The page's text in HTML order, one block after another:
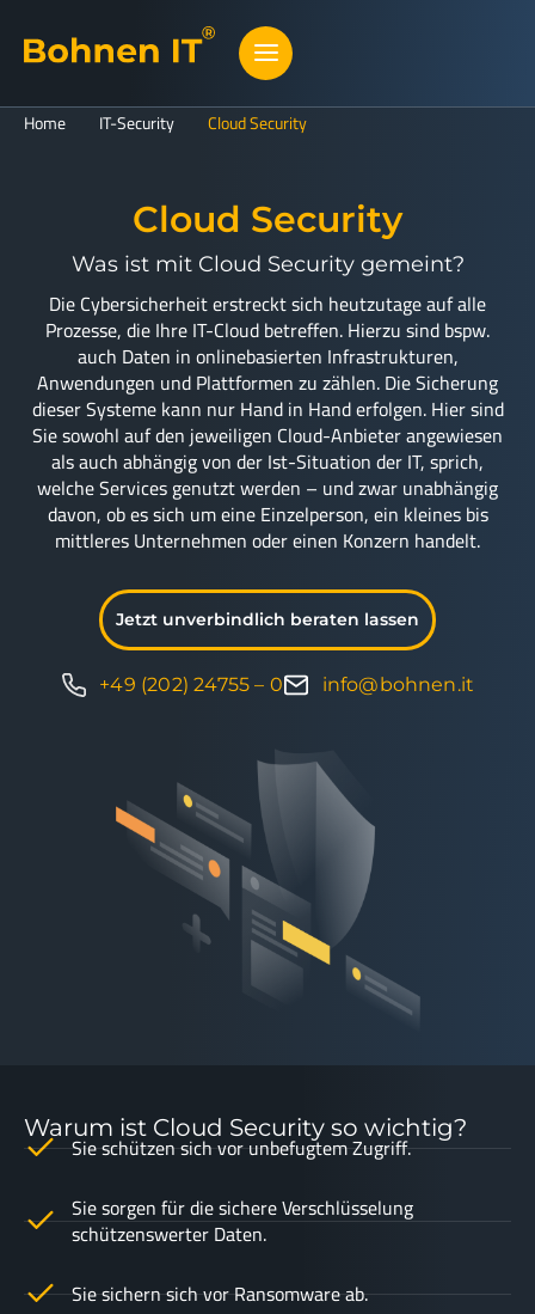
Home IT-Security Cloud Security
Cloud Security
Was ist mit Cloud Security gemeint?
Die Cybersicherheit erstreckt sich heutzutage auf alle
Prozesse, die Ihre IT-Cloud betreffen. Hierzu sind bspw.
auch Daten in onlinebasierten Infrastrukturen,
Anwendungen und Plattformen zu zählen. Die Sicherung
dieser Systeme kann nur Hand in Hand erfolgen. Hier sind
Sie sowohl auf den jeweiligen Cloud-Anbieter angewiesen
als auch abhängig von der Ist-Situation der IT, sprich,
welche Services genutzt werden – und zwar unabhängig
davon, ob es sich um eine Einzelperson, ein kleines bis
mittleres Unternehmen oder einen Konzern handelt.
Jetzt unverbindlich beraten lassen
+49 (202) 24755 – 0 info@bohnen.it
Warum ist Cloud Security so wichtig?
Sie schützen sich vor unbefugtem Zugriff.
Sie sorgen für die sichere Verschlüsselung
schützenswerter Daten.
Sie sichern sich vor Ransomware ab.